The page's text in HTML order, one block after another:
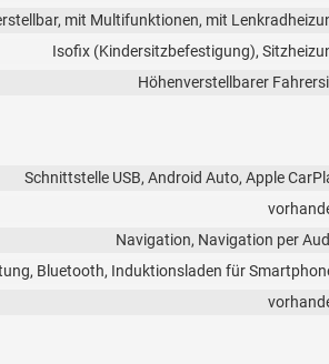
mit Multifunktionen, mit
Isofix (Kindersitzbefestigung),
Höhenverstellbarer
Schnittstelle USB, Android Auto, Apple
Navigation, Navigation per
Bluetooth, Induktionsladen für